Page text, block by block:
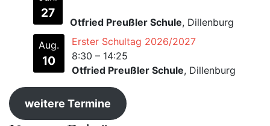
27
Otfried Preußler Schule, Dillenburg
Aug.
10
Erster Schultag 2026/2027
8:30 – 14:25
Otfried Preußler Schule, Dillenburg
weitere Termine